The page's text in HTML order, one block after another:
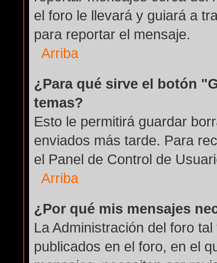
el foro le llevará y guiará a
para reportar el mensaje.
Arriba
¿Para qué sirve el botón
temas?
Esto le permitirá guardar
enviados más tarde. Para
el Panel de Control de
Arriba
¿Por qué mis mensajes
La Administración del foro
publicados en el foro, en el